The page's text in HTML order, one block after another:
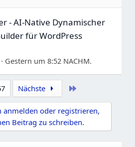
- AI-Native Dynamischer
für WordPress
Gestern um 8:52 NACHM.
Nächste
anmelden oder registrieren,
Beitrag zu schreiben.